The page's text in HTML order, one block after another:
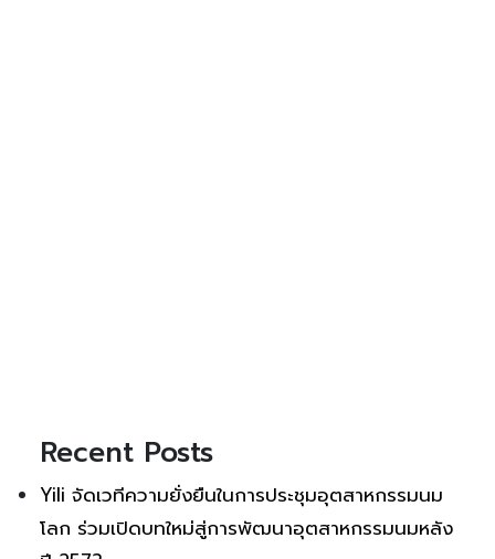
Recent Posts
Yili จัดเวทีความยั่งยืนในการประชุมอุตสาหกรรมนม
โลก ร่วมเปิดบทใหม่สู่การพัฒนาอุตสาหกรรมนมหลัง